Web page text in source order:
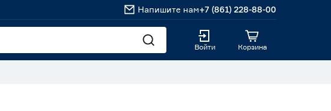
Напишите нам+7 (861) 228-88-00
Войти Корзина